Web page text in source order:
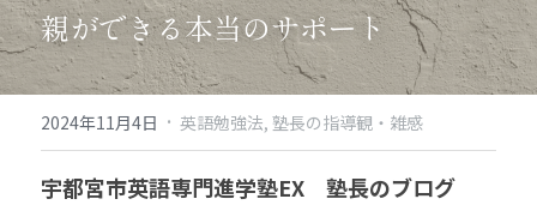
親ができる本当のサポート
2024年11月4日 · 英語勉強法, 塾長の指導観・雑感
宇都宮市英語専門進学塾EX　塾長のブログ